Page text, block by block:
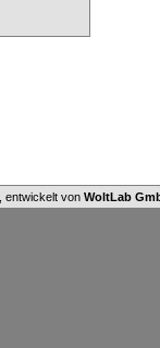
, entwickelt von WoltLab